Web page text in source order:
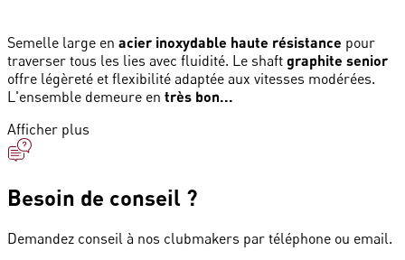
Semelle large en acier inoxydable haute résistance pour
traverser tous les lies avec fluidité. Le shaft graphite senior
offre légèreté et flexibilité adaptée aux vitesses modérées.
L'ensemble demeure en très bon...
Afficher plus
Besoin de conseil ?
Demandez conseil à nos clubmakers par téléphone ou email.